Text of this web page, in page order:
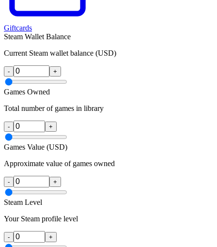
Giftcards
Steam Wallet Balance
Current Steam wallet balance (USD)
- +
Games Owned
Total number of games in library
- +
Games Value (USD)
Approximate value of games owned
- +
Steam Level
Your Steam profile level
- +